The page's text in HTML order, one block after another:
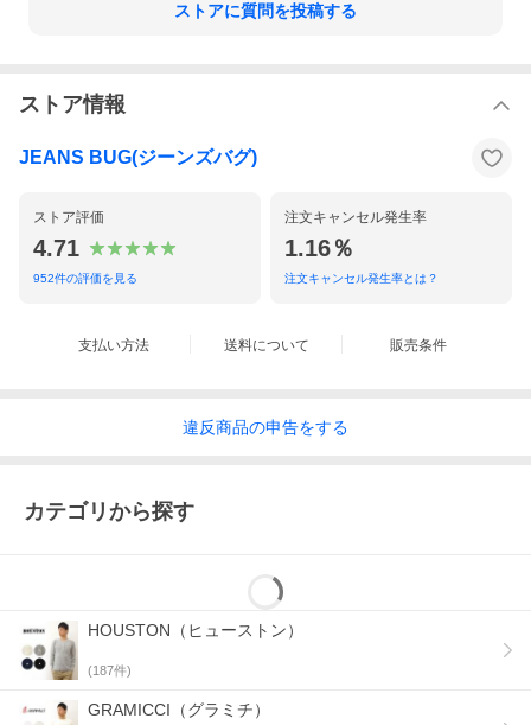
ストアに質問を投稿する
ストア情報
JEANS BUG(ジーンズバグ)
ストア評価
4.71
952件の評価を見る
注文キャンセル発生率
1.16％
注文キャンセル発生率とは？
支払い方法 送料について 販売条件
違反商品の申告をする
カテゴリから探す
HOUSTON（ヒューストン）
(187件)
GRAMICCI（グラミチ）